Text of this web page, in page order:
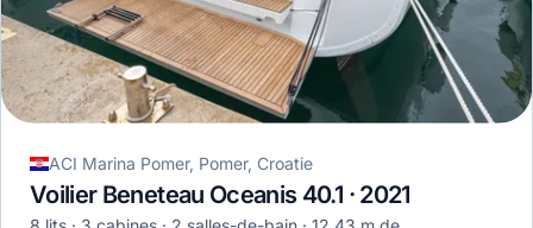
ACI Marina Pomer, Pomer, Croatie
Voilier Beneteau Oceanis 40.1 · 2021